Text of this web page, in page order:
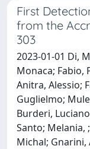
First
from the
303
2023-01-01 Di,
Monaca; Fabio,
Anitra, Alessio;
Guglielmo;
Burderi,
Santo; Melania,
Michal; Gnarini,